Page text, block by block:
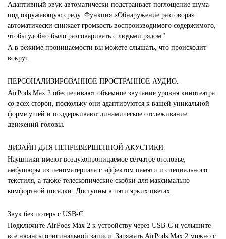
Адаптивный звук автоматически подстраивает поглощение шума
под окружающую среду. Функция «Обнаружение разговора»
автоматически снижает громкость воспроизводимого содержимого,
чтобы удобно было разговаривать с людьми рядом.²
А в режиме проницаемости вы можете слышать, что происходит
вокруг.
ПЕРСОНАЛИЗИРОВАННОЕ ПРОСТРАННОЕ АУДИО.
AirPods Max 2 обеспечивают объемное звучание уровня кинотеатра
со всех сторон, поскольку они адаптируются к вашей уникальной
форме ушей и поддерживают динамическое отслеживание
движений головы.
ДИЗАЙН ДЛЯ НЕПРЕВЕРШЕННОЙ АКУСТИКИ.
Наушники имеют воздухопроницаемое сетчатое оголовье,
амбушюры из пеноматериала с эффектом памяти и специального
текстиля, а также телескопические скобки для максимально
комфортной посадки. Доступны в пяти ярких цветах.
Звук без потерь с USB-C.
Подключите AirPods Max 2 к устройству через USB-C и услышите
все нюансы оригинальной записи. Заряжать AirPods Max 2 можно с